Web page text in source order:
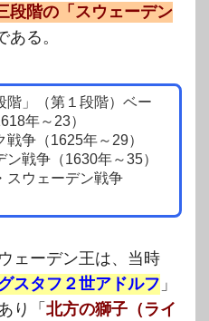
段階の「スウェーデン
ある。
階」（第１段階）ベー
年～23）
戦争（1625年～29）
ン戦争（1630年～35）
スウェーデン戦争
ェーデン王は、当時
スタフ２世アドルフ 」
り「 北方の獅子（ライ